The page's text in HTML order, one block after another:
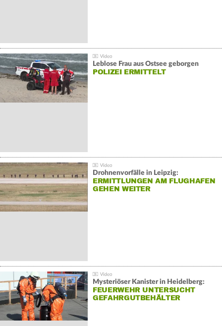
Leblose Frau aus Ostsee geborgen
POLIZEI ERMITTELT
Drohnenvorfälle in Leipzig:
ERMITTLUNGEN AM FLUGHAFEN
GEHEN WEITER
Mysteriöser Kanister in Heidelberg:
FEUERWEHR UNTERSUCHT
GEFAHRGUTBEHÄLTER